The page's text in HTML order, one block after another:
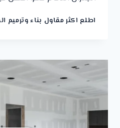
اطلع اكثر مقاول بناء وترميم